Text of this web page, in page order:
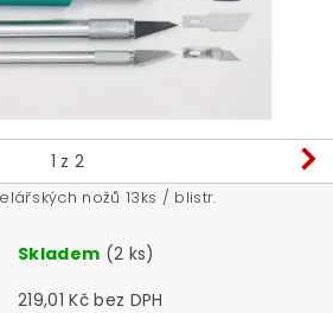
1 z 2
nožů 13ks / blistr.
Skladem (2 ks)
219,01 Kč bez DPH